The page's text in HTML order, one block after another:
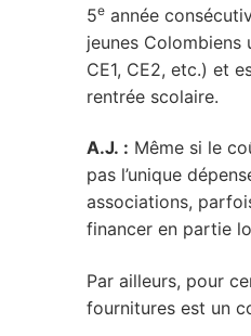
5e année
jeunes Colombiens
CE1, CE2, etc.) et
rentrée scolaire.
A.J. : Même si le
pas l’unique
associations,
financer en partie
Par ailleurs, pour
fournitures est un